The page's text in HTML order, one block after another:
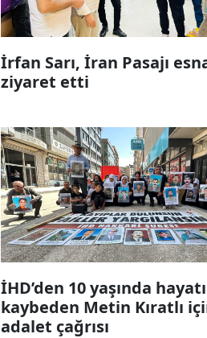
İrfan Sarı, İran Pasajı
ziyaret etti
İHD’den 10 yaşında
kaybeden Metin Kıratlı
adalet çağrısı